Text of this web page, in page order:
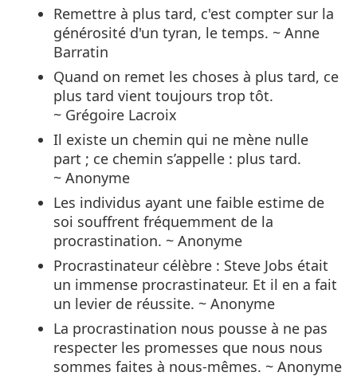
Remettre à plus tard, c'est compter sur la
générosité d'un tyran, le temps. ~ Anne
Barratin
Quand on remet les choses à plus tard, ce
plus tard vient toujours trop tôt.
~ Grégoire Lacroix
Il existe un chemin qui ne mène nulle
part ; ce chemin s’appelle : plus tard.
~ Anonyme
Les individus ayant une faible estime de
soi souffrent fréquemment de la
procrastination. ~ Anonyme
Procrastinateur célèbre : Steve Jobs était
un immense procrastinateur. Et il en a fait
un levier de réussite. ~ Anonyme
La procrastination nous pousse à ne pas
respecter les promesses que nous nous
sommes faites à nous-mêmes. ~ Anonyme